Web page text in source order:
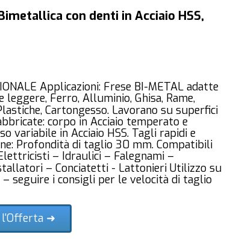
con denti in Acciaio HSS,
Applicazioni: Frese BI-METAL adatte
leggere, Ferro, Alluminio, Ghisa, Rame,
Cartongesso. Lavorano su superfici
corpo in Acciaio temperato e
variabile in Acciaio HSS. Tagli rapidi e
Profondità di taglio 30 mm. Compatibili
– Idraulici – Falegnami –
– Conciatetti - Lattonieri Utilizzo su
seguire i consigli per le velocità di taglio
l'Offerta ➜